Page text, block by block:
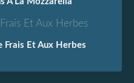
Frais Et Aux Herbes